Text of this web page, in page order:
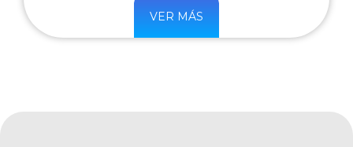
VER MÁS